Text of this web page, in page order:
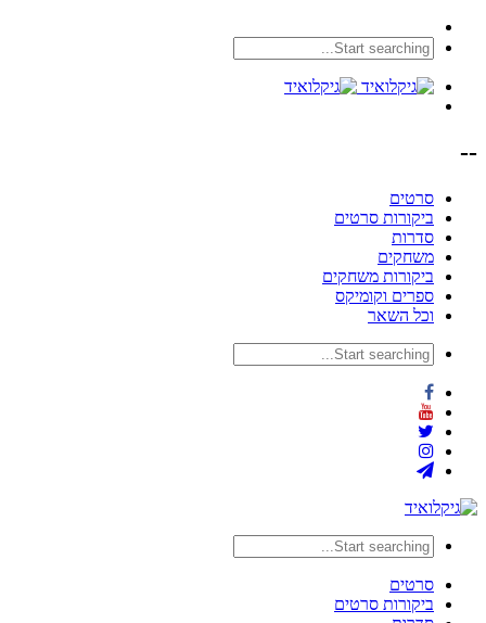
--
סרטים
ביקורות סרטים
סדרות
משחקים
ביקורות משחקים
ספרים וקומיקס
וכל השאר
סרטים
ביקורות סרטים